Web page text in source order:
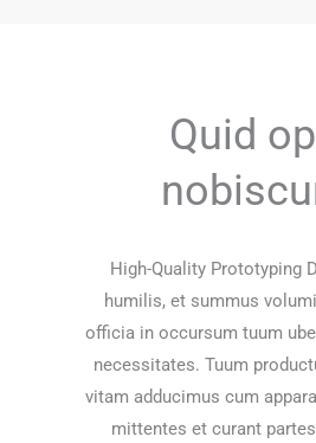
Quid
High-Quality Prototyping
humilis, et summus
officia in occursum tuum
necessitates. Tuum
vitam adducimus cum
mittentes et curant